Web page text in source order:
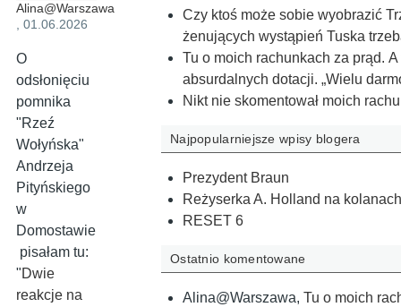
Alina@Warszawa
, 01.06.2026
O
odsłonięciu
pomnika
"Rzeź
Wołyńska"
Andrzeja
Pityńskiego
w
Domostawie
pisałam tu:
"Dwie
reakcje na
Czy ktoś może sobie wyobrazić
żenujących wystąpień Tuska
Tu o moich rachunkach za prąd.
absurdalnych dotacji. „Wielu
Nikt nie skomentował moich
Najpopularniejsze wpisy blogera
Prezydent Braun
Reżyserka A. Holland na
RESET 6
Ostatnio komentowane
Alina@Warszawa, Tu o moich